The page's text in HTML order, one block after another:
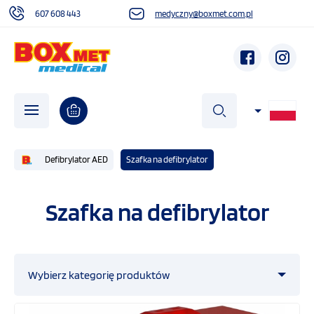
szukaj
607 608 443 medyczny@boxmet.com.pl
O NAS
Defibrylator AED Szafka na defibrylator
Szafka na defibrylator
Wybierz kategorię produktów